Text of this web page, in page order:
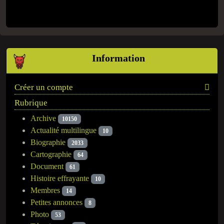
Information
Créer un compte
Rubrique
Archive 10150
Actualité multilingue 10
Biographie 2033
Cartographie 64
Document 61
Histoire effrayante 10
Membres 14
Petites annonces 8
Photo 53